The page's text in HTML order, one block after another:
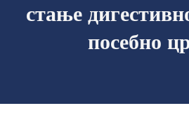
стање
посебно